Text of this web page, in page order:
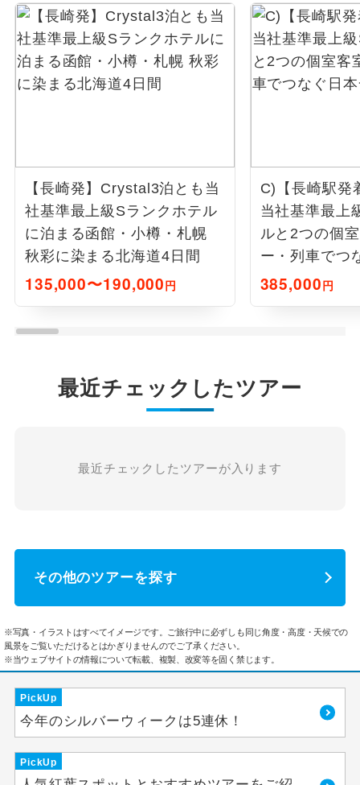
【長崎発】Crystal3泊とも当
社基準最上級Sランクホテル
に泊まる函館・小樽・札幌
秋彩に染まる北海道4日間
135,000〜190,000円
C)【長崎駅発
当社基準最上
ルと2つの個
ー・列車でつ
旅7日間
385,000円
最近チェックしたツアー
最近チェックしたツアーが入ります
その他のツアーを探す
※写真・イラストはすべてイメージです。ご旅行中に必ずしも同じ角度・高度・天候での
風景をご覧いただけるとはかぎりませんのでご了承ください。
※当ウェブサイトの情報について転載、複製、改変等を固く禁じます。
PickUp
今年のシルバーウィークは5連休！
PickUp